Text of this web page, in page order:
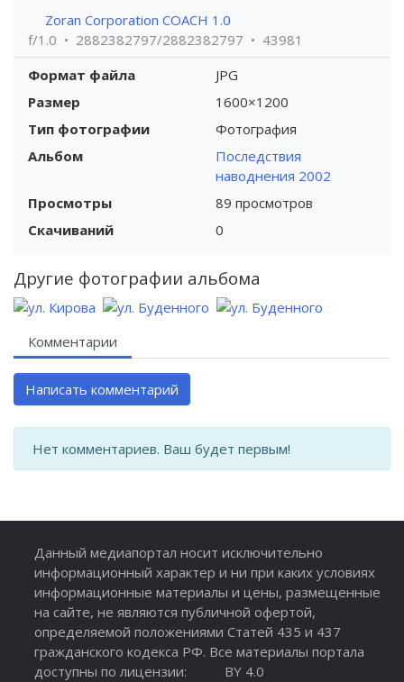
Zoran Corporation COACH 1.0
f/1.0
2882382797/2882382797
43981
Формат файла
JPG
Размер
1600×1200
Тип фотографии
Фотография
Альбом
Последствия
наводнения 2002
Просмотры
89 просмотров
Скачиваний
0
Другие фотографии альбома
Комментарии
Написать комментарий
Нет комментариев. Ваш будет первым!
Данный медиапортал носит исключительно
информационный характер и ни при каких условиях
информационные материалы и цены, размещенные
на сайте, не являются публичной офертой,
определяемой положениями Статей 435 и 437
гражданского кодекса РФ. Все материалы портала
доступны по лицензии:
BY 4.0